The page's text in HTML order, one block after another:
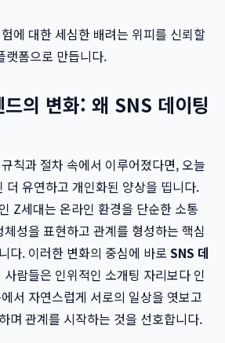
에 대한 세심한 배려는 위피를 신뢰할
랫폼으로 만듭니다.
의 변화: 왜 SNS 데이팅
칙과 절차 속에서 이루어졌다면, 오늘
더 유연하고 개인화된 양상을 띱니다.
Z세대는 온라인 환경을 단순한 소통
성을 표현하고 관계를 형성하는 핵심
다. 이러한 변화의 중심에 바로 SNS 데
람들은 인위적인 소개팅 자리보다 인
서 자연스럽게 서로의 일상을 엿보고
며 관계를 시작하는 것을 선호합니다.